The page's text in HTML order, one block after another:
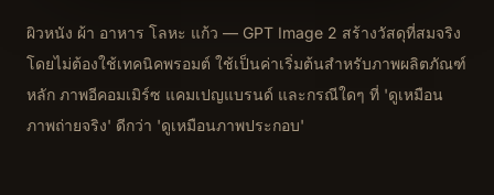
ผิวหนัง ผ้า อาหาร โลหะ แก้ว — GPT Image 2 สร้างวัสดุที่สมจริง
โดยไม่ต้องใช้เทคนิคพรอมต์ ใช้เป็นค่าเริ่มต้นสำหรับภาพผลิตภัณฑ์
หลัก ภาพอีคอมเมิร์ซ แคมเปญแบรนด์ และกรณีใดๆ ที่ 'ดูเหมือน
ภาพถ่ายจริง' ดีกว่า 'ดูเหมือนภาพประกอบ'